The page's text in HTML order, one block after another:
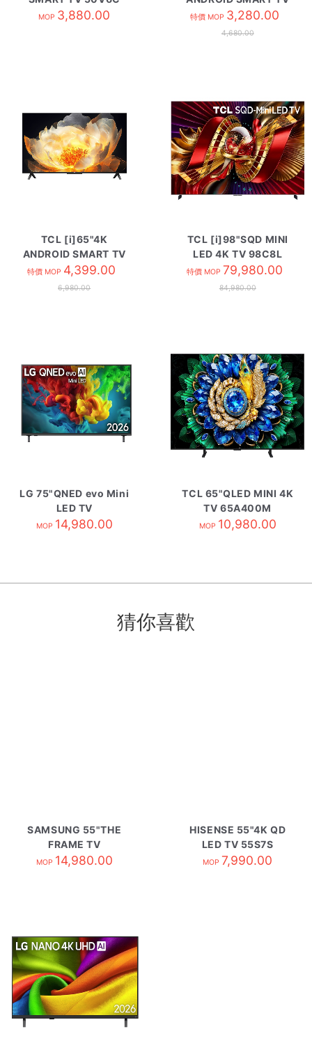
MOP 3,880.00
55V6C
特價 MOP 3,280.00
4,680.00
TCL [i]65"4K
ANDROID SMART TV
65V6C
特價 MOP 4,399.00
6,980.00
TCL [i]98"SQD MINI
LED 4K TV 98C8L
特價 MOP 79,980.00
84,980.00
LG 75"QNED evo Mini
LED TV
75QNED82BCA
MOP 14,980.00
TCL 65"QLED MINI 4K
TV 65A400M
MOP 10,980.00
猜你喜歡
SAMSUNG 55"THE
FRAME TV
QA55LS03HWJXZK
MOP 14,980.00
HISENSE 55"4K QD
LED TV 55S7S
MOP 7,990.00